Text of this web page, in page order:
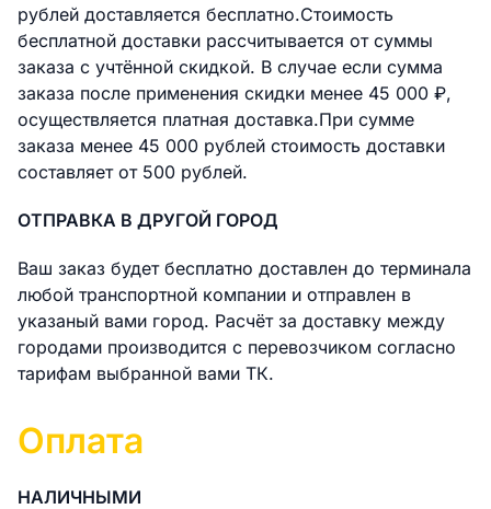
рублей доставляется бесплатно.Стоимость
бесплатной доставки раcсчитывается от суммы
заказа с учтённой скидкой. В случае если сумма
заказа после применения скидки менее 45 000 ₽,
осуществляется платная доставка.При сумме
заказа менее 45 000 рублей стоимость доставки
составляет от 500 рублей.
ОТПРАВКА В ДРУГОЙ ГОРОД
Ваш заказ будет бесплатно доставлен до терминала
любой транспортной компании и отправлен в
указаный вами город. Расчёт за доставку между
городами производится с перевозчиком согласно
тарифам выбранной вами ТК.
Оплата
НАЛИЧНЫМИ